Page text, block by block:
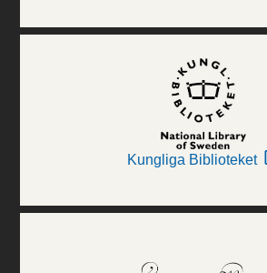
Kungliga Biblioteket